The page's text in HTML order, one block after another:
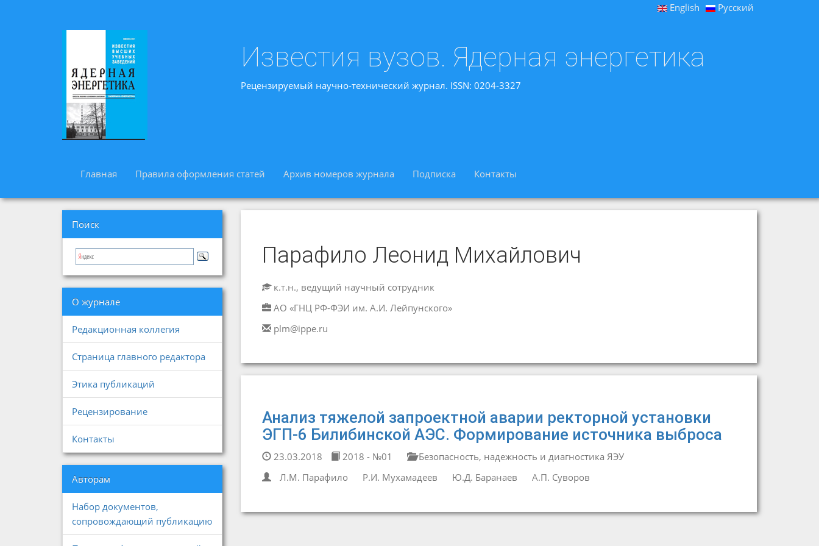
English Русский
Известия вузов. Ядерная энергетика
Рецензируемый научно-технический журнал. ISSN: 0204-3327
Главная Правила оформления статей Архив номеров журнала Подписка Контакты
Поиск
О журнале
Редакционная коллегия
Страница главного редактора
Этика публикаций
Рецензирование
Контакты
Авторам
Набор документов,
сопровождающий публикацию
Парафило Леонид Михайлович
к.т.н., ведущий научный сотрудник
АО «ГНЦ РФ-ФЭИ им. А.И. Лейпунского»
plm@ippe.ru
Анализ тяжелой запроектной аварии ректорной установки
ЭГП-6 Билибинской АЭС. Формирование источника выброса
23.03.2018 2018 - №01
Безопасность, надежность и диагностика ЯЭУ
Л.М. Парафило
Р.И. Мухамадеев Ю.Д. Баранаев А.П. Суворов